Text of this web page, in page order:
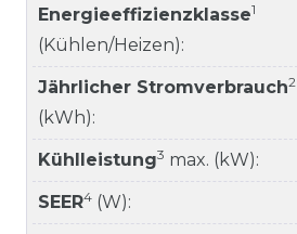
Energieeffizienzklasse1
(Kühlen/Heizen):
Jährlicher Stromverbrauch2
(kWh):
Kühlleistung3 max. (kW):
SEER4 (W):